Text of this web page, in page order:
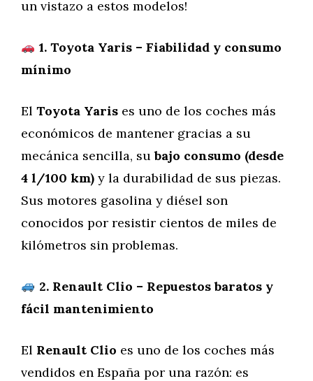
un vistazo a estos modelos!
1. Toyota Yaris – Fiabilidad y consumo
mínimo
El Toyota Yaris es uno de los coches más
económicos de mantener gracias a su
mecánica sencilla, subajo consumo (desde
4 l/100 km) y la durabilidad de sus piezas.
Sus motores gasolina y diésel son
conocidos por resistir cientos de miles de
kilómetros sin problemas.
2. Renault Clio – Repuestos baratos y
fácil mantenimiento
El Renault Clio es uno de los coches más
vendidos en España por una razón: es